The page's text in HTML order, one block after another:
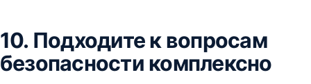
10. Подходите к вопросам
безопасности комплексно